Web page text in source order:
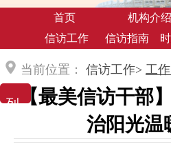
首页 机构介绍
信访工作
信访指南
当前位置： 信访工作> 工
【最美信访干部
治阳光温